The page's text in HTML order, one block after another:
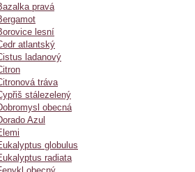
pravá
lesní
atlantský
ladanový
tráva
stálezelený
obecná
Azul
globulus
radiata